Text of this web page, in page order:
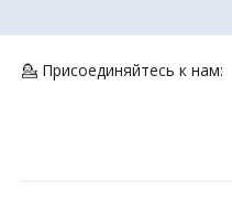
💁 Присоединяйтесь к нам: